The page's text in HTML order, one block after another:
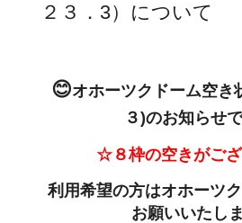
２３．3）について
😊オホーツクドーム空き
３)のお知らせ
☆８枠の空きがご
利用希望の方はオホーツ
お願いいたし